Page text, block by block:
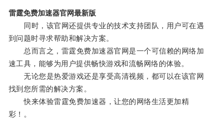
雷霆免费加速器官网最新版
同时，该官网还提供专业的技术支持团队，用户可在遇
到问题时寻求帮助和解决方案。
总而言之，雷霆免费加速器官网是一个可信赖的网络加
速工具，能够为用户提供畅快游戏和流畅网络的体验。
无论您是热爱游戏还是享受高清视频，都可以在该官网
找到您所需的解决方案。
快来体验雷霆免费加速器，让您的网络生活更加精
彩！。